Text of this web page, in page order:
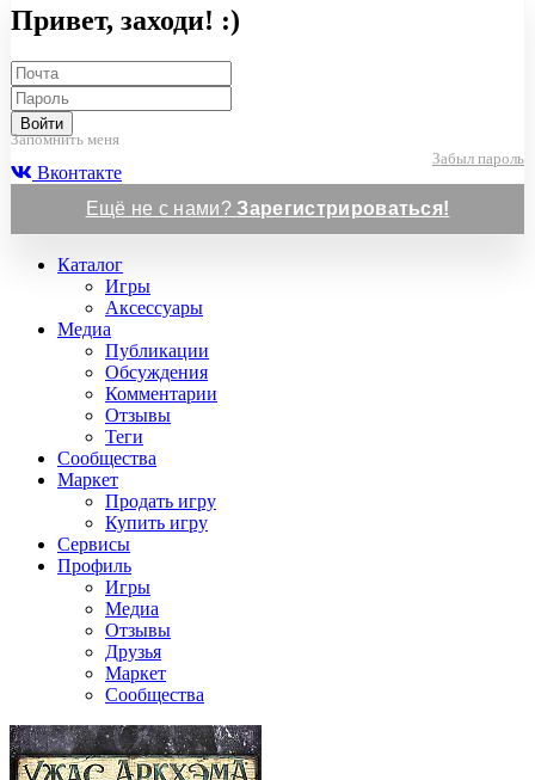
Привет, заходи! :)
Войти
Запомнить меня
Забыл пароль
Вконтакте
Ещё не с нами?Зарегистрироваться!
Каталог
Игры
Аксессуары
Медиа
Публикации
Обсуждения
Комментарии
Отзывы
Теги
Сообщества
Маркет
Продать игру
Купить игру
Сервисы
Профиль
Игры
Медиа
Отзывы
Друзья
Маркет
Сообщества